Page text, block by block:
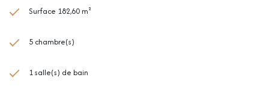
Surface 182,60 m²
5 chambre(s)
1 salle(s) de bain